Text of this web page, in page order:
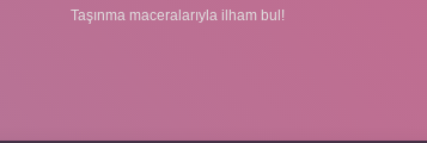
Taşınma maceralarıyla ilham bul!